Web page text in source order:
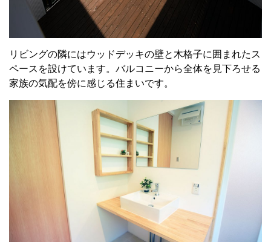
リビングの隣にはウッドデッキの壁と木格子に囲まれたス
ペースを設けています。バルコニーから全体を見下ろせる
家族の気配を傍に感じる住まいです。